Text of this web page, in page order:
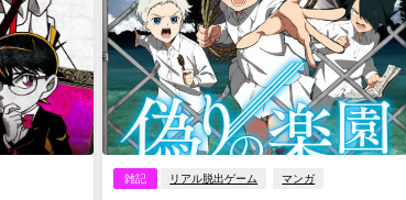
雑記 リアル脱出ゲーム マンガ